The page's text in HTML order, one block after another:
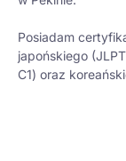
Posiadam
japońskiego
C1) oraz